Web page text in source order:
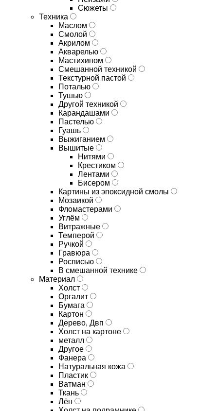
Сюжеты
Техника
Маслом
Смолой
Акрилом
Акварелью
Мастихином
Смешанной техникой
Текстурной пастой
Поталью
Тушью
Другой техникой
Карандашами
Пастелью
Гуашь
Выжиганием
Вышитые
Нитями
Крестиком
Лентами
Бисером
Картины из эпоксидной смолы
Мозаикой
Фломастерами
Углём
Витражные
Темперой
Ручкой
Гравюра
Росписью
В смешанной технике
Материал
Холст
Оргалит
Бумага
Картон
Дерево, Двп
Холст на картоне
металл
Другое
Фанера
Натуральная кожа
Пластик
Ватман
Ткань
Лён